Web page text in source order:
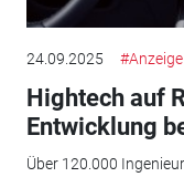
24.09.2025 #Anzeige
Hightech auf
Entwicklung
Über 120.000